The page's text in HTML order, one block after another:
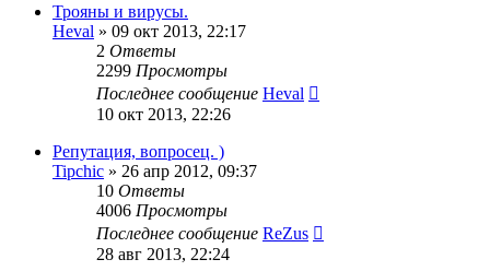
Трояны и вирусы.
Heval » 09 окт 2013, 22:17
2 Ответы
2299 Просмотры
Последнее сообщение Heval
10 окт 2013, 22:26
Репутация, вопросец. )
Tipchic » 26 апр 2012, 09:37
10 Ответы
4006 Просмотры
Последнее сообщение ReZus
28 авг 2013, 22:24